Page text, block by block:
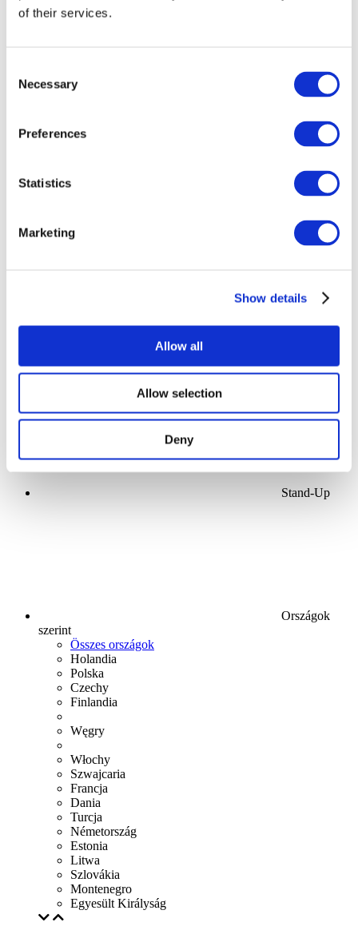
of their services.
Selection
Necessary
Preferences
Statistics
Marketing
Show details
Allow all
Allow selection
Deny
Összes
Koncerty
Stand-Up
Országok
szerint
Összes országok
Holandia
Polska
Czechy
Finlandia
Węgry
Włochy
Szwajcaria
Francja
Dania
Turcja
Németország
Estonia
Litwa
Szlovákia
Montenegro
Egyesült Királyság